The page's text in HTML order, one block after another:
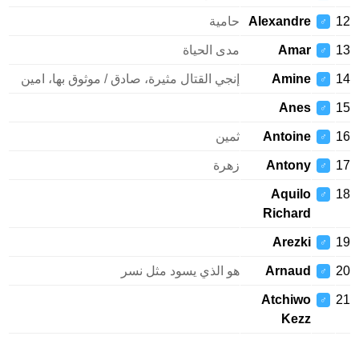
12
♂
Alexandre حامية
13
♂
Amar مدى الحياة
14
♂
Amine إنجي القتال مثيرة، صادق / موثوق بها، امين
15
♂
Anes
16
♂
Antoine ثمين
17
♂
Antony زهرة
18
♂
Aquilo
Richard
19
♂
Arezki
20
♂
Arnaud هو الذي يسود مثل نسر
21
♂
Atchiwo
Kezz